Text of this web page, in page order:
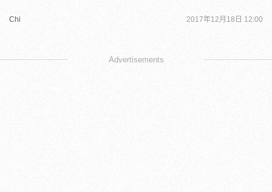
Chi 2017年12月18日 12:00
Advertisements